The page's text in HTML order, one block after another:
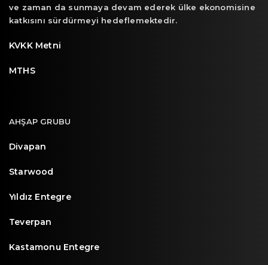
ve zaman da sunmaya devam ederek ülke ekonomisine
katkısını sürdürmeyi hedeflemektedir.
KVKK Metni
MTHS
AHŞAP GRUBU
Divapan
Starwood
Yıldız Entegre
Teverpan
Kastamonu Entegre